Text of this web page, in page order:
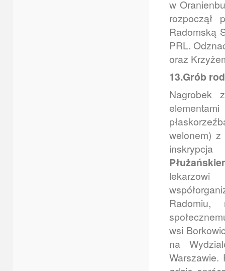
w
rozpoczął
Radomską
PRL.
oraz
13.Grób
Nagrobek
welonem)
Radomiu,
wsi
na
Warszawie.